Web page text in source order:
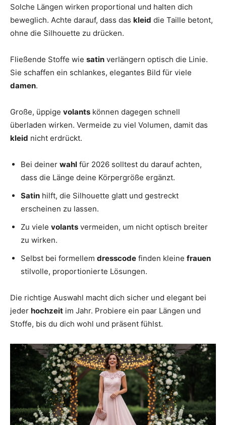
Solche Längen wirken proportional und halten dich
beweglich. Achte darauf, dass das kleid die Taille betont,
ohne die Silhouette zu drücken.
Fließende Stoffe wie satin verlängern optisch die Linie.
Sie schaffen ein schlankes, elegantes Bild für viele
damen.
Große, üppige volants können dagegen schnell
überladen wirken. Vermeide zu viel Volumen, damit das
kleid nicht erdrückt.
Bei deiner wahl für 2026 solltest du darauf achten,
dass die Länge deine Körpergröße ergänzt.
Satin hilft, die Silhouette glatt und gestreckt
erscheinen zu lassen.
Zu viele volants vermeiden, um nicht optisch breiter
zu wirken.
Selbst bei formellem dresscode finden kleine frauen
stilvolle, proportionierte Lösungen.
Die richtige Auswahl macht dich sicher und elegant bei
jeder hochzeit im Jahr. Probiere ein paar Längen und
Stoffe, bis du dich wohl und präsent fühlst.